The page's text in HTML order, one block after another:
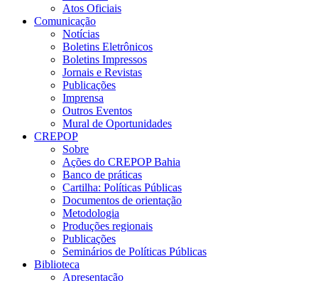
Atos Oficiais
Comunicação
Notícias
Boletins Eletrônicos
Boletins Impressos
Jornais e Revistas
Publicações
Imprensa
Outros Eventos
Mural de Oportunidades
CREPOP
Sobre
Ações do CREPOP Bahia
Banco de práticas
Cartilha: Políticas Públicas
Documentos de orientação
Metodologia
Produções regionais
Publicações
Seminários de Políticas Públicas
Biblioteca
Apresentação